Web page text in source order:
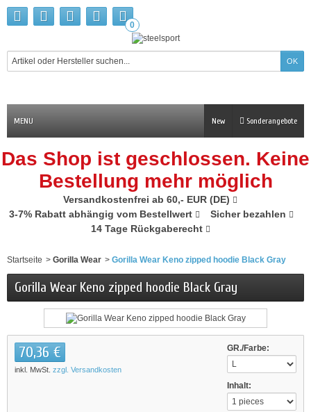
0
MENU Sonderangebote
New
Das Shop ist geschlossen. Keine
Bestellung mehr möglich
Versandkostenfrei ab 60,- EUR (DE)
3-7% Rabatt abhängig vom Bestellwert
Sicher bezahlen
14 Tage Rückgaberecht
Startseite > Gorilla Wear > Gorilla Wear Keno zipped hoodie Black Gray
Gorilla Wear Keno zipped hoodie Black Gray
GR./Farbe:
Inhalt:
70,36 €
inkl. MwSt. zzgl. Versandkosten